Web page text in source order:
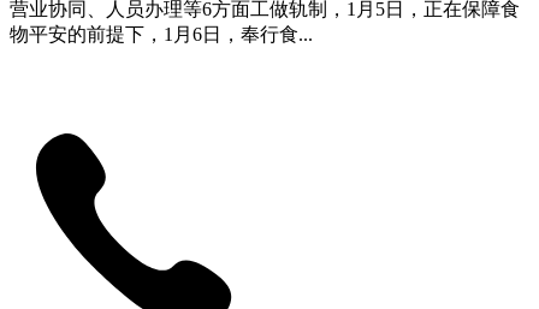
营业协同、人员办理等6方面工做轨制，1月5日，正在保障食
物平安的前提下，1月6日，奉行食...